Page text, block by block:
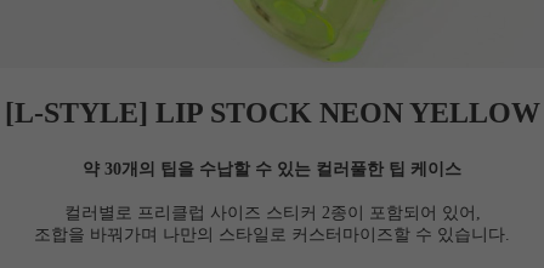
[L-STYLE] LIP STOCK NEON YELLOW
약 30개의 팁을 수납할 수 있는 컬러풀한 팁 케이스
컬러별로 프리클럽 사이즈 스티커 2종이 포함되어 있어,
조합을 바꿔가며 나만의 스타일로 커스터마이즈할 수 있습니다.